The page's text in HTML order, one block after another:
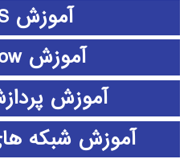
آموزش SPSS
آموزش stateflow
آموزش
آموزش شبکه